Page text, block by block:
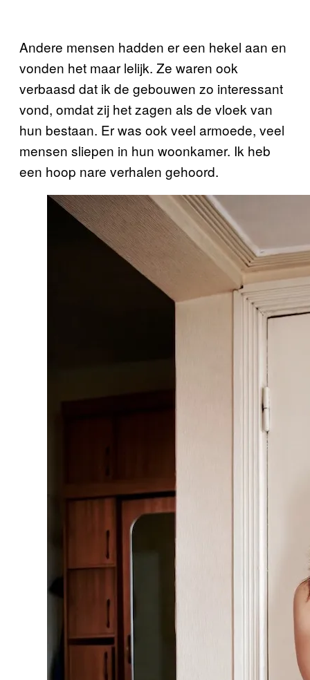
Andere mensen hadden er een hekel aan en
vonden het maar lelijk. Ze waren ook
verbaasd dat ik de gebouwen zo interessant
vond, omdat zij het zagen als de vloek van
hun bestaan. Er was ook veel armoede, veel
mensen sliepen in hun woonkamer. Ik heb
een hoop nare verhalen gehoord.